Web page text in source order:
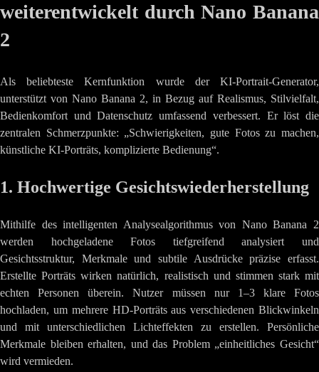
weiterentwickelt durch Nano Banana
2
Als beliebteste Kernfunktion wurde der KI-Portrait-Generator,
unterstützt von Nano Banana 2, in Bezug auf Realismus, Stilvielfalt,
Bedienkomfort und Datenschutz umfassend verbessert. Er löst die
zentralen Schmerzpunkte: „Schwierigkeiten, gute Fotos zu machen,
künstliche KI-Porträts, komplizierte Bedienung“.
1. Hochwertige Gesichtswiederherstellung
Mithilfe des intelligenten Analysealgorithmus von Nano Banana 2
werden hochgeladene Fotos tiefgreifend analysiert und
Gesichtsstruktur, Merkmale und subtile Ausdrücke präzise erfasst.
Erstellte Porträts wirken natürlich, realistisch und stimmen stark mit
echten Personen überein. Nutzer müssen nur 1–3 klare Fotos
hochladen, um mehrere HD-Porträts aus verschiedenen Blickwinkeln
und mit unterschiedlichen Lichteffekten zu erstellen. Persönliche
Merkmale bleiben erhalten, und das Problem „einheitliches Gesicht“
wird vermieden.